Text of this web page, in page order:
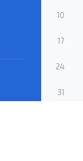
10
17
24
31